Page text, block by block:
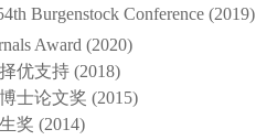
Burgenstock Conference (2019)
Award (2020)
优支持 (2018)
士论文奖 (2015)
奖 (2014)